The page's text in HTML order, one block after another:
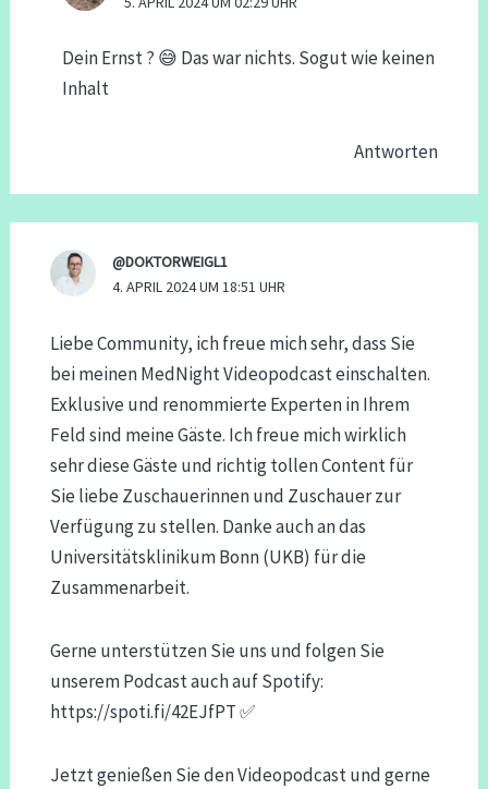
Dein Ernst ? 😅 Das war nichts. Sogut wie keinen
Inhalt
Antworten
@DOKTORWEIGL1
4. APRIL 2024 UM 18:51 UHR
Liebe Community, ich freue mich sehr, dass Sie
bei meinen MedNight Videopodcast einschalten.
Exklusive und renommierte Experten in Ihrem
Feld sind meine Gäste. Ich freue mich wirklich
sehr diese Gäste und richtig tollen Content für
Sie liebe Zuschauerinnen und Zuschauer zur
Verfügung zu stellen. Danke auch an das
Universitätsklinikum Bonn (UKB) für die
Zusammenarbeit.
Gerne unterstützen Sie uns und folgen Sie
unserem Podcast auch auf Spotify:
https://spoti.fi/42EJfPT✅
Jetzt genießen Sie den Videopodcast und gerne